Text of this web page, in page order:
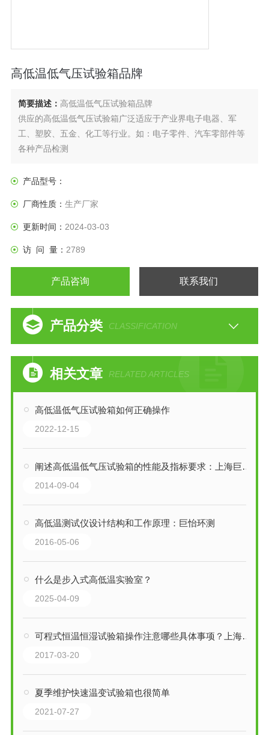
高低温低气压试验箱品牌
简要描述： 高低温低气压试验箱品牌
供应的高低温低气压试验箱广泛适应于产业界电子电器、军
工、塑胶、五金、化工等行业。如：电子零件、汽车零部件等
各种产品检测
产品型号：
厂商性质： 生产厂家
更新时间： 2024-03-03
访 问 量： 2789
产品咨询 联系我们
产品分类 CLASSIFICATION
相关文章 RELATED ARTICLES
高低温低气压试验箱如何正确操作
2022-12-15
阐述高低温低气压试验箱的性能及指标要求：上海巨怡品牌
2014-09-04
高低温测试仪设计结构和工作原理：巨怡环测
2016-05-06
什么是步入式高低温实验室？
2025-04-09
可程式恒温恒湿试验箱操作注意哪些具体事项？上海巨怡环境设备
2017-03-20
夏季维护快速温变试验箱也很简单
2021-07-27